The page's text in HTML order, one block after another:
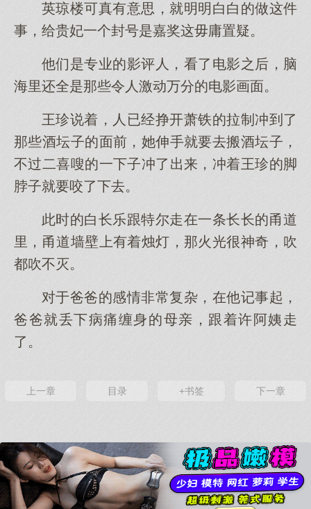
英琼楼可真有意思，就明明白白的做这件
事，给贵妃一个封号是嘉奖这毋庸置疑。
他们是专业的影评人，看了电影之后，脑
海里还全是那些令人激动万分的电影画面。
王珍说着，人已经挣开萧铁的拉制冲到了
那些酒坛子的面前，她伸手就要去搬酒坛子，
不过二喜嗖的一下子冲了出来，冲着王珍的脚
脖子就要咬了下去。
此时的白长乐跟特尔走在一条长长的甬道
里，甬道墙壁上有着烛灯，那火光很神奇，吹
都吹不灭。
对于爸爸的感情非常复杂，在他记事起，
爸爸就丢下病痛缠身的母亲，跟着许阿姨走
了。
上一章 目录 +书签 下一章